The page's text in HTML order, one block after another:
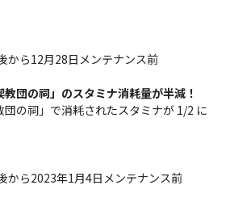
から12月28日メンテナンス前
団の祠」のスタミナ消耗量が半減！
の祠」で消耗されたスタミナが 1/2 に
から2023年1月4日メンテナンス前